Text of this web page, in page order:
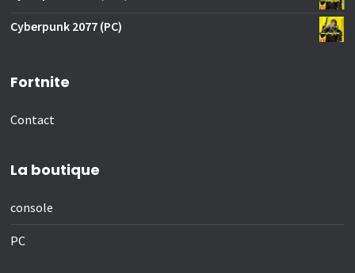
Cyberpunk 2077 (PC)
Fortnite
Contact
La boutique
console
PC